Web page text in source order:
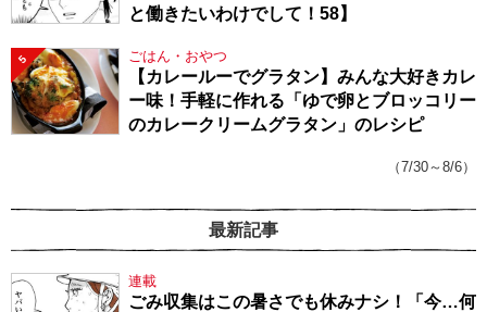
と働きたいわけでして！58】
5 ごはん・おやつ
【カレールーでグラタン】みんな大好きカレ
ー味！手軽に作れる「ゆで卵とブロッコリー
のカレークリームグラタン」のレシピ
（7/30～8/6）
最新記事
連載
ごみ収集はこの暑さでも休みナシ！「今…何